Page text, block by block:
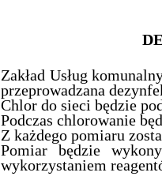
Zakład Usług
przeprowadzana
Chlor do sieci będzie
Podczas chlorowanie
Z każdego pomiaru
Pomiar będzie
wykorzystaniem